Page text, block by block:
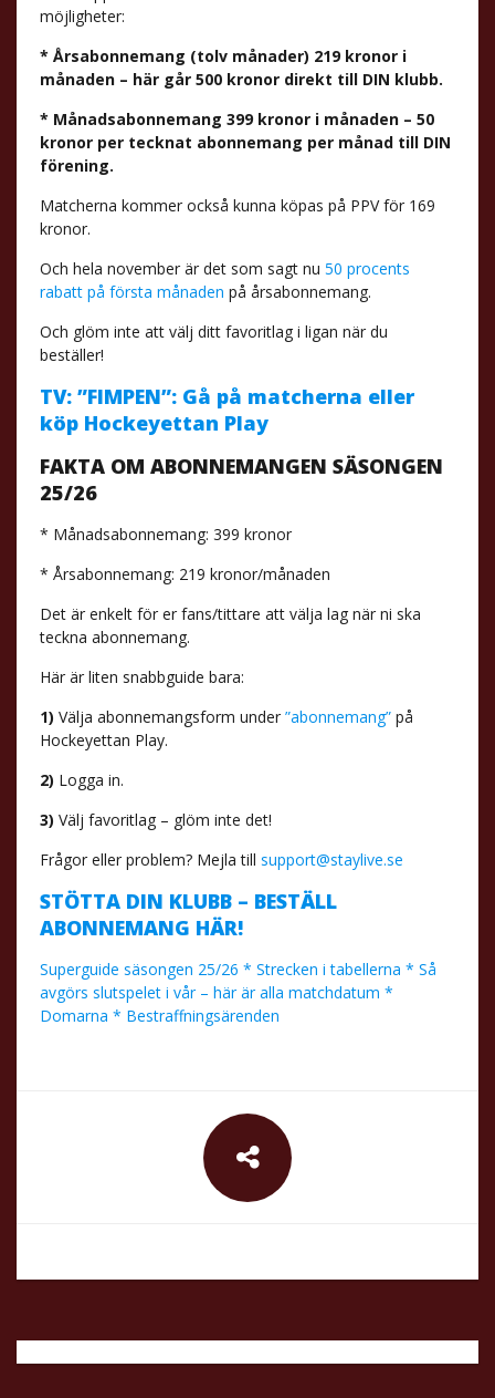
möjligheter:
* Årsabonnemang (tolv månader) 219 kronor i
månaden – här går 500 kronor direkt till DIN klubb.
* Månadsabonnemang 399 kronor i månaden – 50
kronor per tecknat abonnemang per månad till DIN
förening.
Matcherna kommer också kunna köpas på PPV för 169
kronor.
Och hela november är det som sagt nu 50 procents
rabatt på första månaden på årsabonnemang.
Och glöm inte att välj ditt favoritlag i ligan när du
beställer!
TV: ”FIMPEN”: Gå på matcherna eller
köp Hockeyettan Play
FAKTA OM ABONNEMANGEN SÄSONGEN
25/26
* Månadsabonnemang: 399 kronor
* Årsabonnemang: 219 kronor/månaden
Det är enkelt för er fans/tittare att välja lag när ni ska
teckna abonnemang.
Här är liten snabbguide bara:
1) Välja abonnemangsform under ”abonnemang”på
Hockeyettan Play.
2) Logga in.
3) Välj favoritlag – glöm inte det!
Frågor eller problem? Mejla till support@staylive.se
STÖTTA DIN KLUBB – BESTÄLL
ABONNEMANG HÄR!
Superguide säsongen 25/26 * Strecken i tabellerna * Så
avgörs slutspelet i vår – här är alla matchdatum *
Domarna * Bestraffningsärenden